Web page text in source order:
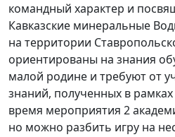
командный характер и
Кавказские минеральные
на территории
ориентированы на знания
малой родине и требуют от
знаний, полученных в
время мероприятия 2
но можно разбить игру на